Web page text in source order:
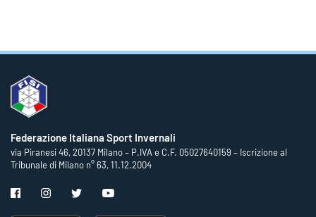
Federazione Italiana Sport Invernali
via Piranesi 46, 20137 Milano – P.IVA e C.F. 05027640159 – Iscrizione al
Tribunale di Milano n° 63, 11.12.2004